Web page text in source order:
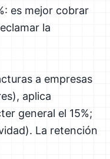
es mejor cobrar
la
a empresas
aplica
general el 15%;
La retención